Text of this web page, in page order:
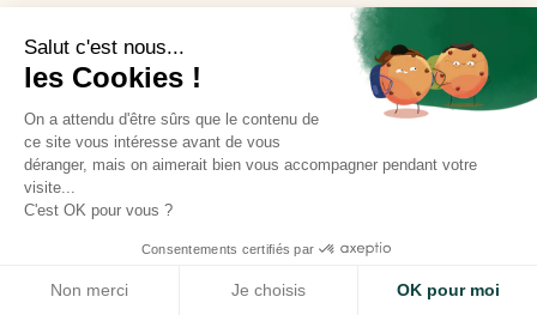
ACCEPT
Salut c'est nous...
les Cookies !
On a attendu d'être sûrs que le contenu de
ce site vous intéresse avant de vous
déranger, mais on aimerait bien vous accompagner pendant votre
visite...
C'est OK pour vous ?
Consentements certifiés par
Non merci Je choisis OK pour moi